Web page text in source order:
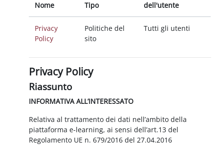
Nome Tipo
dell'utente
Privacy
Policy
Politiche del
sito
Tutti gli utenti
Privacy Policy
Riassunto
INFORMATIVA ALL’INTERESSATO
Relativa al trattamento dei dati nell’ambito della
piattaforma e-learning, ai sensi dell’art.13 del
Regolamento UE n. 679/2016 del 27.04.2016